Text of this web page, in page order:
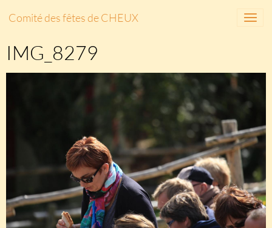
Comité des fêtes de CHEUX
IMG_8279